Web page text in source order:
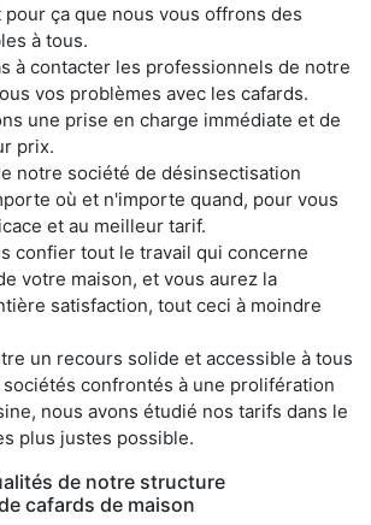
ça que nous vous offrons des
à tous.
à contacter les professionnels de notre
vos problèmes avec les cafards.
une prise en charge immédiate et de
prix.
notre société de désinsectisation
où et n'importe quand, pour vous
et au meilleur tarif.
confier tout le travail qui concerne
votre maison, et vous aurez la
satisfaction, tout ceci à moindre
un recours solide et accessible à tous
confrontés à une prolifération
nous avons étudié nos tarifs dans le
plus justes possible.
de notre structure
cafards de maison